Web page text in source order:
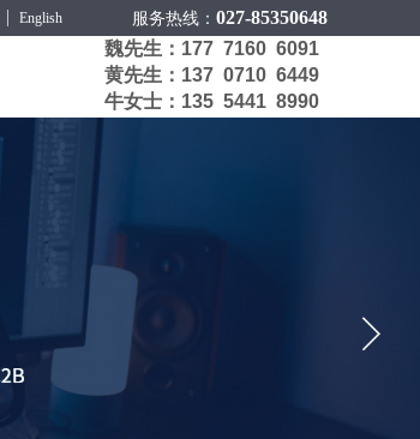
服务热线： 027-85350648
English
魏先生：177 7160 6091
黄先生：137 0710 6449
牛女士：135 5441 8990